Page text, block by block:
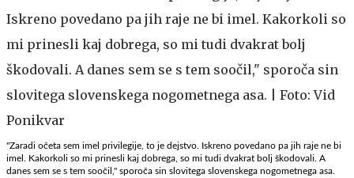
"Zaradi očeta sem imel privilegije, to je dejstvo. Iskreno povedano pa jih raje ne bi
imel. Kakorkoli so mi prinesli kaj dobrega, so mi tudi dvakrat bolj škodovali. A
danes sem se s tem soočil," sporoča sin slovitega slovenskega nogometnega asa.